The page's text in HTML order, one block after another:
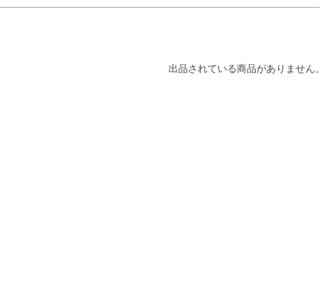
出品されている商品がありません。